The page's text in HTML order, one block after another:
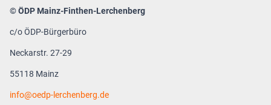
© ÖDP Mainz-Finthen-Lerchenberg
c/o ÖDP-Bürgerbüro
Neckarstr. 27-29
55118 Mainz
info oedp-lerchenberg.de